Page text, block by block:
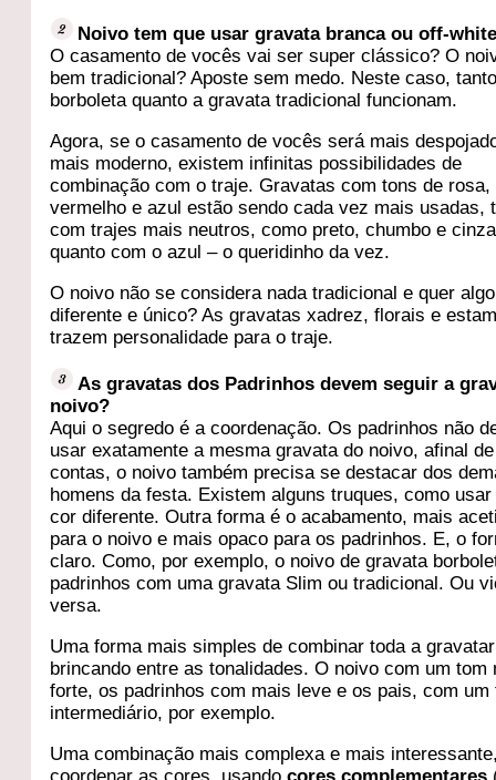
Noivo tem que usar gravata branca ou off-
O casamento de vocês vai ser super clássico? O
bem tradicional? Aposte sem medo. Neste caso,
borboleta quanto a gravata tradicional funcionam.
Agora, se o casamento de vocês será mais
mais moderno, existem infinitas possibilidades de
combinação com o traje. Gravatas com tons de rosa,
vermelho e azul estão sendo cada vez mais usadas,
com trajes mais neutros, como preto, chumbo e
quanto com o azul – o queridinho da vez.
O noivo não se considera nada tradicional e quer
diferente e único? As gravatas xadrez, florais e
trazem personalidade para o traje.
As gravatas dos Padrinhos devem seguir a
noivo?
Aqui o segredo é a coordenação. Os padrinhos não
usar exatamente a mesma gravata do noivo, afinal de
contas, o noivo também precisa se destacar dos
homens da festa. Existem alguns truques, como usar
cor diferente. Outra forma é o acabamento, mais
para o noivo e mais opaco para os padrinhos. E, o
claro. Como, por exemplo, o noivo de gravata
padrinhos com uma gravata Slim ou tradicional. Ou
versa.
Uma forma mais simples de combinar toda a
brincando entre as tonalidades. O noivo com um tom
forte, os padrinhos com mais leve e os pais, com um
intermediário, por exemplo.
Uma combinação mais complexa e mais